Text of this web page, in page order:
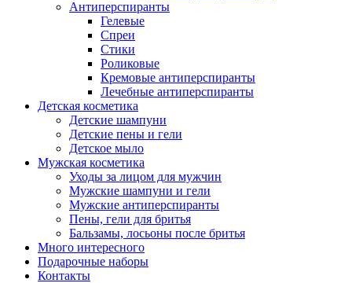
Антиперспиранты
Гелевые
Спреи
Стики
Роликовые
Кремовые антиперспиранты
Лечебные антиперспиранты
Детская косметика
Детские шампуни
Детские пены и гели
Детское мыло
Мужская косметика
Уходы за лицом для мужчин
Мужские шампуни и гели
Мужские антиперспиранты
Пены, гели для бритья
Бальзамы, лосьоны после бритья
Много интересного
Подарочные наборы
Контакты